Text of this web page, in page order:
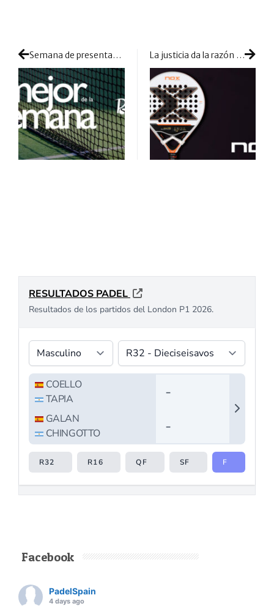
Semana de presentaciones entre torneos, calentando motores para Valladolid La justicia da la razón a NOX en su litigio con la firma Munich
Facebook
PadelSpain
4 days ago